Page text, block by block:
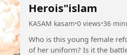
Herois"islam
KASAM kasam•0 views•36
Who is this young female
of her uniform? Is it the